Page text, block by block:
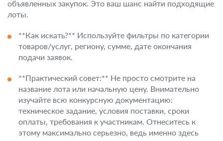
объявленных закупок. Это ваш шанс найти подходящие
лоты.
**Как искать?** Используйте фильтры по категории
товаров/услуг, региону, сумме, дате окончания
подачи заявок.
**Практический совет:** Не просто смотрите на
название лота или начальную цену. Внимательно
изучайте всю конкурсную документацию:
техническое задание, условия поставки, сроки
оплаты, требования к участникам. Отнеситесь к
этому максимально серьезно, ведь именно здесь